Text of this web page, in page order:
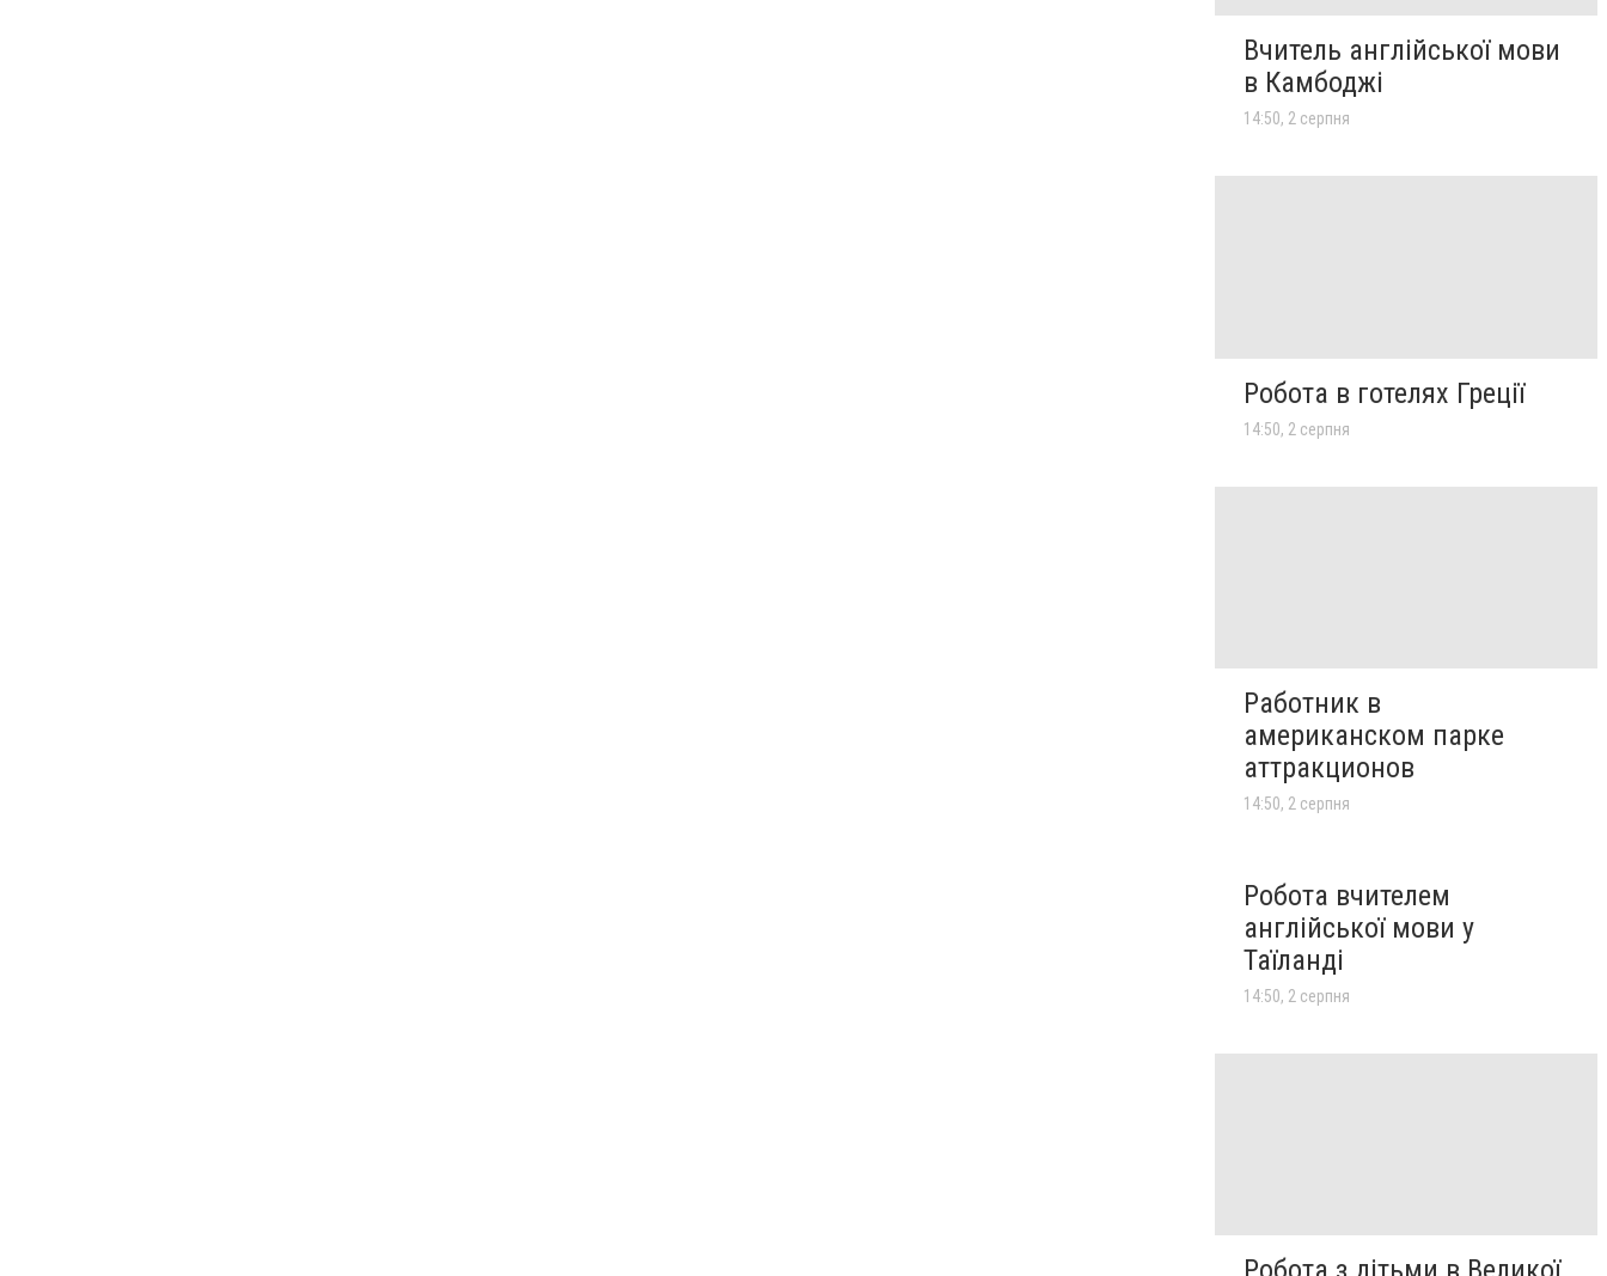
Вчитель англійської мови
в Камбоджі
14:50, 2 серпня
Робота в готелях Греції
14:50, 2 серпня
Работник в
американском парке
аттракционов
14:50, 2 серпня
Робота вчителем
англійської мови у
Таїланді
14:50, 2 серпня